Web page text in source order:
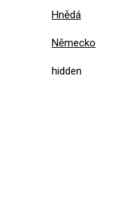
Hnědá
Německo
hidden